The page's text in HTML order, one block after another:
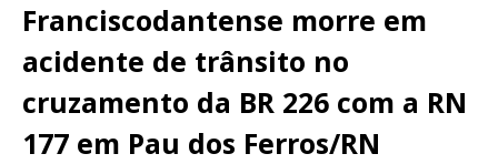
Franciscodantense morre em
acidente de trânsito no
cruzamento da BR 226 com a RN
177 em Pau dos Ferros/RN